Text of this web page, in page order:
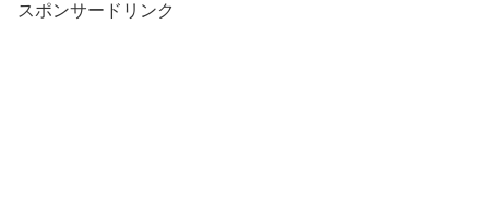
スポンサードリンク